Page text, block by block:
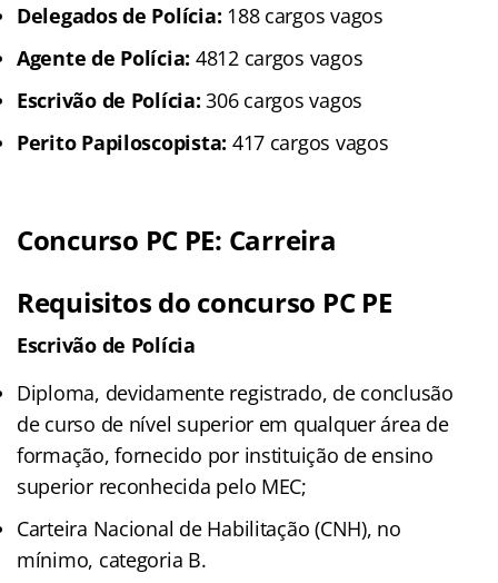
Delegados de Polícia: 188 cargos vagos
Agente de Polícia: 4812 cargos vagos
Escrivão de Polícia: 306 cargos vagos
Perito Papiloscopista: 417 cargos vagos
Concurso PC PE: Carreira
Requisitos do concurso PC PE
Escrivão de Polícia
Diploma, devidamente registrado, de conclusão
de curso de nível superior em qualquer área de
formação, fornecido por instituição de ensino
superior reconhecida pelo MEC;
Carteira Nacional de Habilitação (CNH), no
mínimo, categoria B.